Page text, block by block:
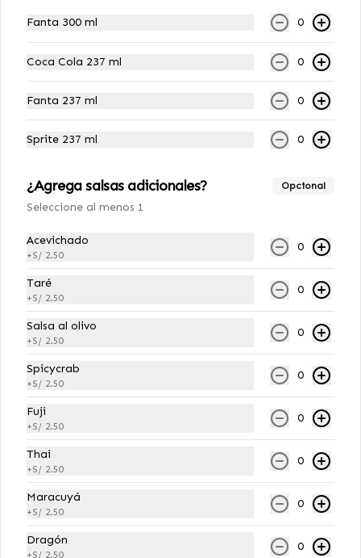
de Taré.
palta cubierto de pescado en salsa
S/ 29.00
MAKIS VEGGIES
Acevichado Veggie
12 cortes: Relleno de tofu furai y
palta, bañada en salsa acevichada
e hilos de camote frito.
S/ 29.00
California Veggie
12 cortes: Relleno pimiento furai,
palta, pepino coberturado de
ajonjolí mix.
S/ 29.00
Fanta 300 ml 0
Coca Cola 237 ml 0
Fanta 237 ml 0
Sprite 237 ml 0
¿Agrega salsas adicionales? Opcional
Seleccione al menos 1
Acevichado
+S/ 2.50
0
Taré
+S/ 2.50
0
Salsa al olivo
+S/ 2.50
0
Spicycrab
+S/ 2.50
0
Fuji
+S/ 2.50
0
Thai
+S/ 2.50
0
Maracuyá
+S/ 2.50
0
Dragón
+S/ 2.50
0